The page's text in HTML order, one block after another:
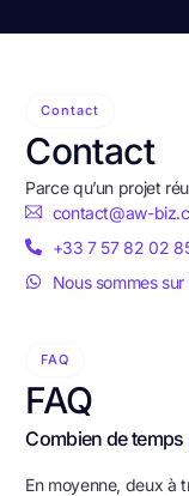
Contact
Contact
Parce qu’un projet
contact@aw-
+33 7 57 82 02
Nous sommes
FAQ
FAQ
Combien de
En moyenne, deux à